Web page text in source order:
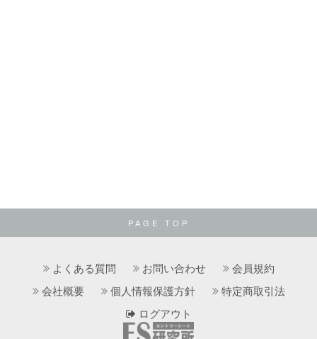
PAGE TOP
よくある質問 お問い合わせ
会員規約
会社概要
個人情報保護方針
特定商取引法
ログアウト